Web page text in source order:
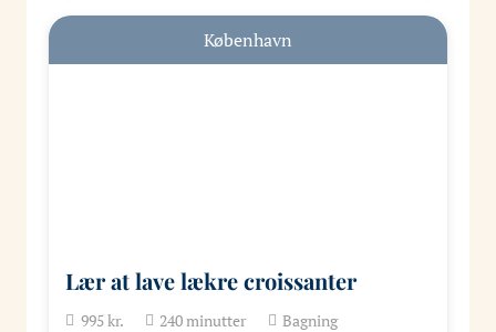
København
Lær at lave lækre croissanter
995kr. 240minutter Bagning